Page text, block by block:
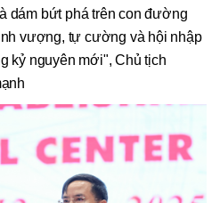
dám bứt phá trên con đường
vượng, tự cường và hội nhập
kỷ nguyên mới", Chủ tịch